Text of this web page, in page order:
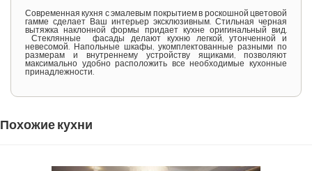
Современная кухня с эмалевым покрытием в роскошной цветовой
гамме сделает Ваш интерьер эксклюзивным. Стильная черная
вытяжка наклонной формы придает кухне оригинальный вид.
Стеклянные фасады делают кухню легкой, утонченной и
невесомой. Напольные шкафы, укомплектованные разными по
размерам и внутреннему устройству ящиками, позволяют
максимально удобно расположить все необходимые кухонные
принадлежности.
Похожие кухни